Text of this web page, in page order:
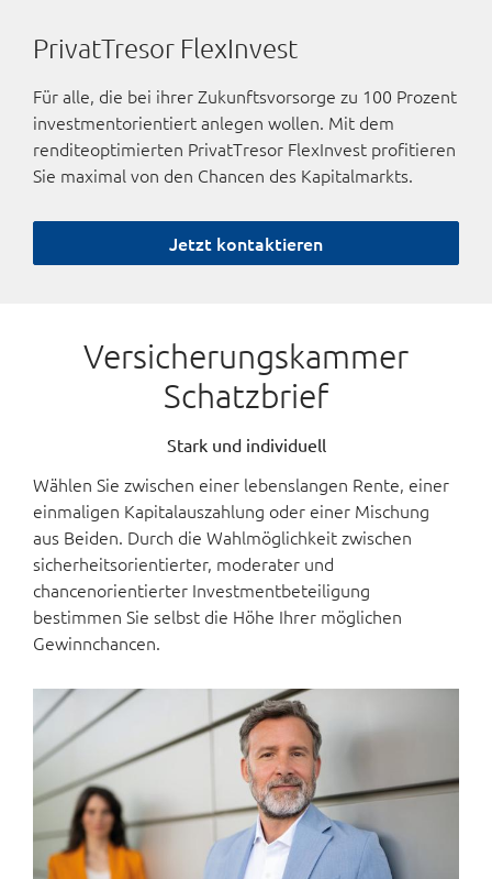
PrivatTresor FlexInvest
Für alle, die bei ihrer Zukunftsvorsorge zu 100 Prozent
investmentorientiert anlegen wollen. Mit dem
renditeoptimierten PrivatTresor FlexInvest profitieren
Sie maximal von den Chancen des Kapitalmarkts.
Jetzt kontaktieren
Versicherungskammer
Schatzbrief
Stark und individuell
Wählen Sie zwischen einer lebenslangen Rente, einer
einmaligen Kapitalauszahlung oder einer Mischung
aus Beiden. Durch die Wahlmöglichkeit zwischen
sicherheitsorientierter, moderater und
chancenorientierter Investmentbeteiligung
bestimmen Sie selbst die Höhe Ihrer möglichen
Gewinnchancen.